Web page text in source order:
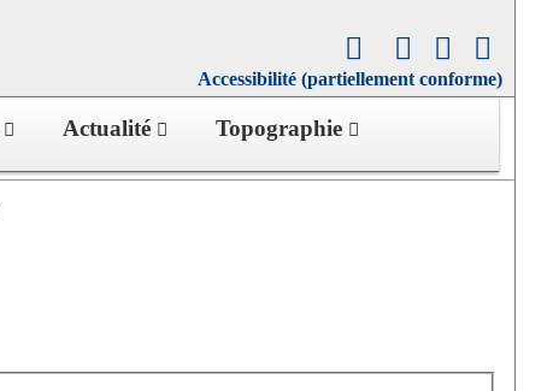
Accessibilité (partiellement conforme)
Actualité Topographie